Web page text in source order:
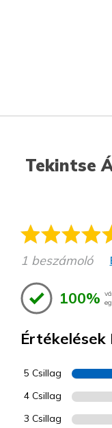
Tekintse
1 beszámoló
100%
Értékelések
5 Csillag
4 Csillag
3 Csillag